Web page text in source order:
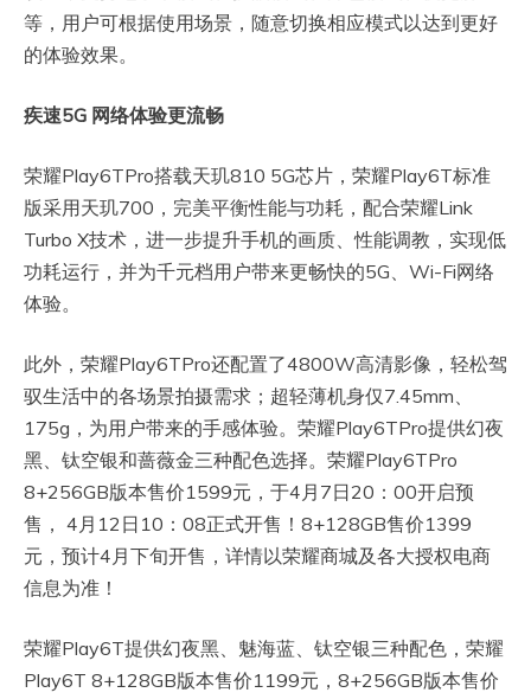
等，用户可根据使用场景，随意切换相应模式以达到更好
的体验效果。
疾速5G 网络体验更流畅
荣耀Play6TPro搭载天玑810 5G芯片，荣耀Play6T标准
版采用天玑700，完美平衡性能与功耗，配合荣耀Link
Turbo X技术，进一步提升手机的画质、性能调教，实现低
功耗运行，并为千元档用户带来更畅快的5G、Wi-Fi网络
体验。
此外，荣耀Play6TPro还配置了4800W高清影像，轻松驾
驭生活中的各场景拍摄需求；超轻薄机身仅7.45mm、
175g，为用户带来的手感体验。荣耀Play6TPro提供幻夜
黑、钛空银和蔷薇金三种配色选择。荣耀Play6TPro
8+256GB版本售价1599元，于4月7日20：00开启预
售， 4月12日10：08正式开售！8+128GB售价1399
元，预计4月下旬开售，详情以荣耀商城及各大授权电商
信息为准！
荣耀Play6T提供幻夜黑、魅海蓝、钛空银三种配色，荣耀
Play6T 8+128GB版本售价1199元，8+256GB版本售价